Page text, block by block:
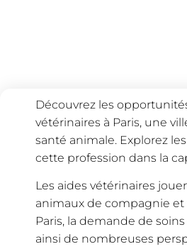
Découvrez les
vétérinaires à Paris, une
santé animale. Explorez
cette profession dans la
Les aides vétérinaires
animaux de compagnie
Paris, la demande de
ainsi de nombreuses